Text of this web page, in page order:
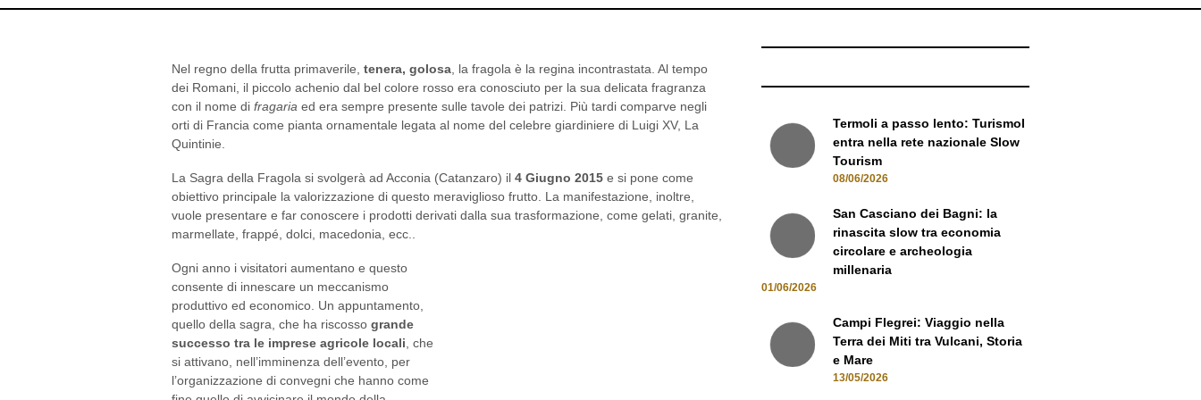
Nel regno della frutta primaverile, tenera, golosa , la fragola è la regina incontrastata. Al tempo
dei Romani, il piccolo achenio dal bel colore rosso era conosciuto per la sua delicata fragranza
con il nome di fragaria ed era sempre presente sulle tavole dei patrizi. Più tardi comparve negli
orti di Francia come pianta ornamentale legata al nome del celebre giardiniere di Luigi XV, La
Quintinie.
La Sagra della Fragola si svolgerà ad Acconia (Catanzaro) il 4 Giugno 2015 e si pone come
obiettivo principale la valorizzazione di questo meraviglioso frutto. La manifestazione, inoltre,
vuole presentare e far conoscere i prodotti derivati dalla sua trasformazione, come gelati, granite,
marmellate, frappé, dolci, macedonia, ecc..
Ogni anno i visitatori aumentano e questo
consente di innescare un meccanismo
produttivo ed economico. Un appuntamento,
quello della sagra, che ha riscosso grande
successo tra le imprese agricole locali , che
si attivano, nell’imminenza dell’evento, per
l’organizzazione di convegni che hanno come
Termoli a passo lento: Turismol
entra nella rete nazionale Slow
Tourism
08/06/2026
San Casciano dei Bagni: la
rinascita slow tra economia
circolare e archeologia
millenaria
01/06/2026
Campi Flegrei: Viaggio nella
Terra dei Miti tra Vulcani, Storia
e Mare
13/05/2026